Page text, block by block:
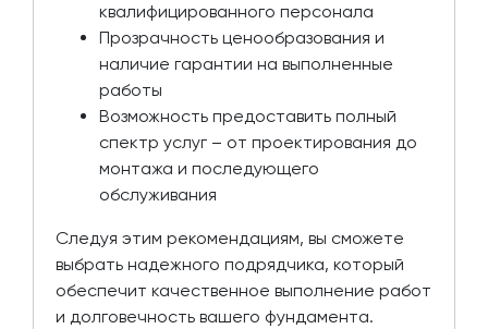
квалифицированного персонала
Прозрачность ценообразования и
наличие гарантии на выполненные
работы
Возможность предоставить полный
спектр услуг – от проектирования до
монтажа и последующего
обслуживания
Следуя этим рекомендациям, вы сможете
выбрать надежного подрядчика, который
обеспечит качественное выполнение работ
и долговечность вашего фундамента.